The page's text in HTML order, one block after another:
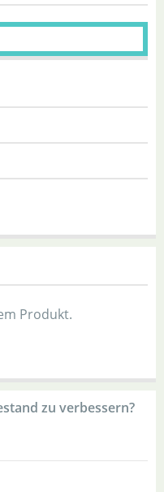
Produkt.
zu verbessern?